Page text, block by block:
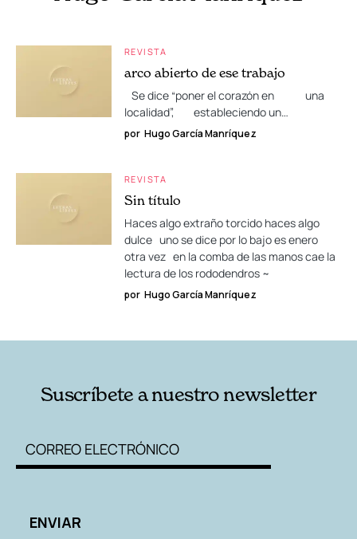
REVISTA
arco abierto de ese trabajo
Se dice “poner el corazón en una
localidad”, estableciendo un…
por Hugo García Manríquez
REVISTA
Sin título
Haces algo extraño torcido haces algo
dulce uno se dice por lo bajo es enero
otra vez en la comba de las manos cae la
lectura de los rododendros ~
por Hugo García Manríquez
Suscríbete a nuestro newsletter